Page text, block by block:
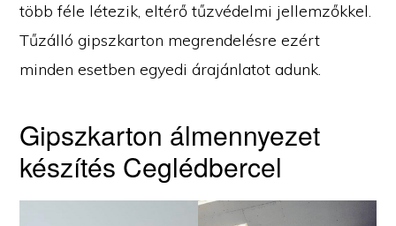
több féle létezik, eltérő tűzvédelmi jellemzőkkel.
Tűzálló gipszkarton megrendelésre ezért
minden esetben egyedi árajánlatot adunk.
Gipszkarton álmennyezet
készítés Ceglédbercel